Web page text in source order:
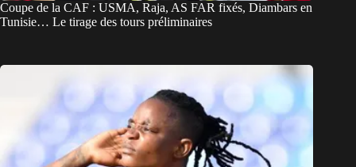
Coupe de la CAF : USMA, Raja, AS FAR fixés, Diambars en
Tunisie… Le tirage des tours préliminaires